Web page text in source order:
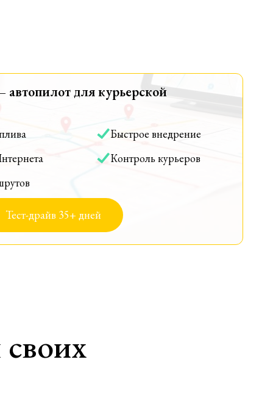
для курьерской
Быстрое внедрение
Контроль курьеров
Тест-драйв 35+ дней